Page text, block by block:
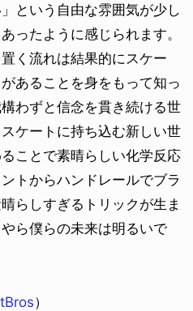
という自由な雰囲気が少し
ったように感じられます。
く流れは結果的にスケー
あることを身をもって知っ
わずと信念を貫き続ける世
ケートに持ち込む新しい世
ことで素晴らしい化学反応
トからハンドレールでブラ
らしすぎるトリックが生ま
ら僕らの未来は明るいで
）